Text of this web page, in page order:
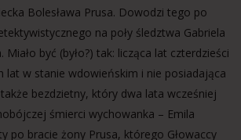
Bolesława Prusa. Dowodzi tego po
na poły śledztwa Gabriela
Miało być (było?) tak: licząca lat czterdzieści
lat w stanie wdowieńskim i nie posiadająca
bezdzietny, który dwa lata wcześniej
śmierci wychowanka – Emila
po bracie żony Prusa, którego Głowaccy